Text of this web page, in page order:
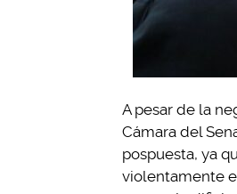
A pesar de la
Cámara del
pospuesta, ya
violentamente